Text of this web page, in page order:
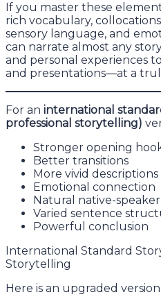
If you master these
rich vocabulary,
sensory language, and
can narrate almost any
and personal experiences
and presentations—at a
For an international
professional storytelling)
Stronger opening
Better transitions
More vivid descriptions
Emotional connection
Natural native-
Varied sentence
Powerful conclusion
International Standard
Storytelling
Here is an upgraded version: